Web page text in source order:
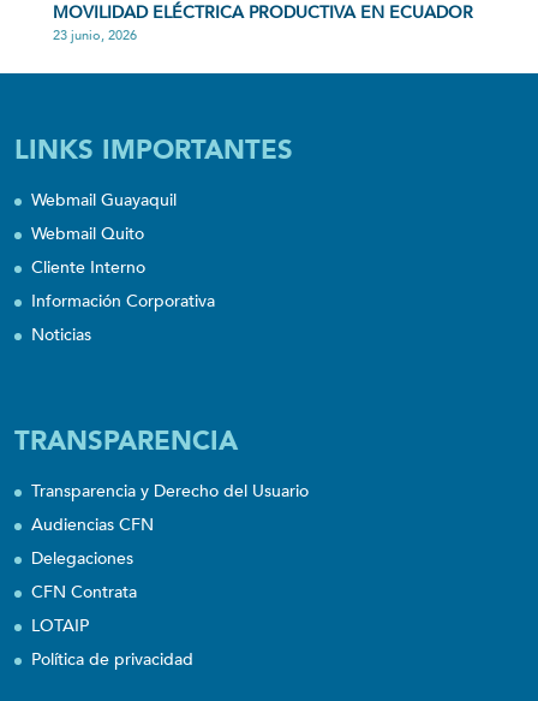
MOVILIDAD ELÉCTRICA PRODUCTIVA EN ECUADOR
23 junio, 2026
LINKS IMPORTANTES
Webmail Guayaquil
Webmail Quito
Cliente Interno
Información Corporativa
Noticias
TRANSPARENCIA
Transparencia y Derecho del Usuario
Audiencias CFN
Delegaciones
CFN Contrata
LOTAIP
Política de privacidad